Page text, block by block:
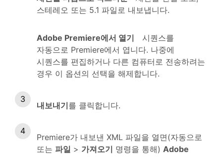
스테레오 또는 5.1 파일로 내보냅니다.
Adobe Premiere에서 열기
시퀀스를
자동으로 Premiere에서 엽니다. 나중에
시퀀스를 편집하거나 다른 컴퓨터로 전송하려는
경우 이 옵션의 선택을 해제합니다.
내보내기를 클릭합니다.
Premiere가 내보낸 XML 파일을 열면(자동으로
또는 파일 > 가져오기 명령을 통해) Adobe